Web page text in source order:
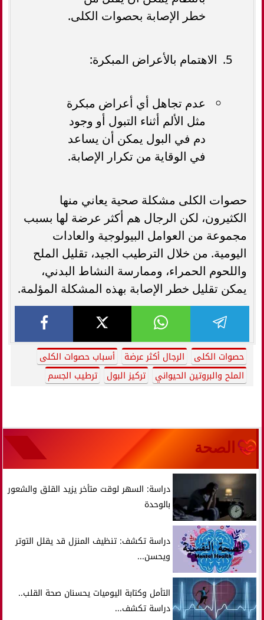
خطر الإصابة بحصوات الكلى.
الاهتمام بالأعراض المبكرة:
عدم تجاهل أي أعراض مبكرة
مثل الألم أثناء التبول أو وجود
دم في البول يمكن أن يساعد
في الوقاية من تكرار الإصابة.
حصوات الكلى مشكلة صحية يعاني منها
الكثيرون، لكن الرجال هم أكثر عرضة لها بسبب
مجموعة من العوامل البيولوجية والعادات
اليومية. من خلال الترطيب الجيد، تقليل الملح
واللحوم الحمراء، وممارسة النشاط البدني،
يمكن تقليل خطر الإصابة بهذه المشكلة المؤلمة.
حصوات الكلى الرجال أكثر عرضة
أسباب حصوات الكلى
الملح والبروتين الحيواني
تركيز البول ترطيب الجسم
الصحة
دراسة: السهر لوقت متأخر يزيد القلق والشعور
بالوحدة
دراسة تكشف: تنظيف المنزل قد يقلل التوتر
ويحسن...
التأمل وكتابة اليوميات يحسنان صحة القلب..
دراسة تكشف...